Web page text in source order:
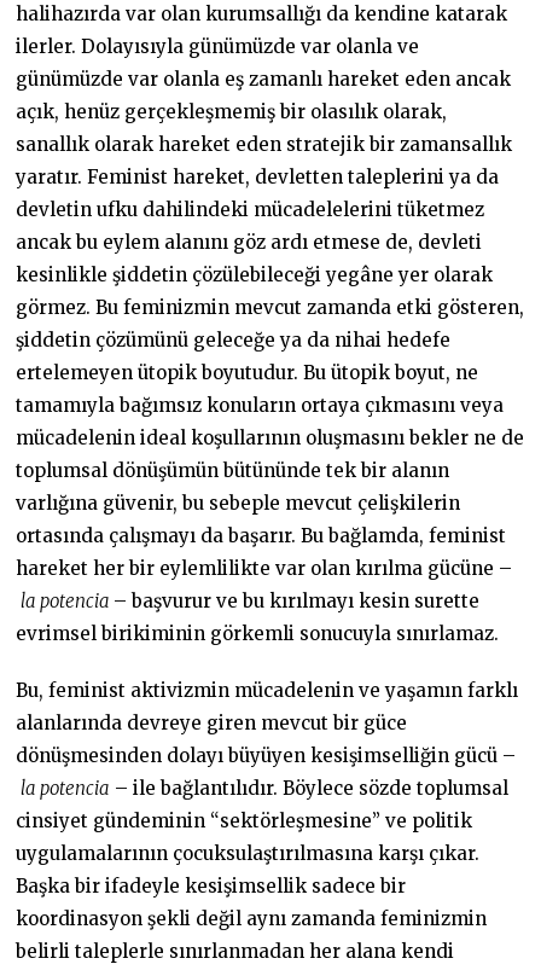
halihazırda var olan kurumsallığı da kendine katarak
ilerler. Dolayısıyla günümüzde var olanla ve
günümüzde var olanla eş zamanlı hareket eden ancak
açık, henüz gerçekleşmemiş bir olasılık olarak,
sanallık olarak hareket eden stratejik bir zamansallık
yaratır. Feminist hareket, devletten taleplerini ya da
devletin ufku dahilindeki mücadelelerini tüketmez
ancak bu eylem alanını göz ardı etmese de, devleti
kesinlikle şiddetin çözülebileceği yegâne yer olarak
görmez. Bu feminizmin mevcut zamanda etki gösteren,
şiddetin çözümünü geleceğe ya da nihai hedefe
ertelemeyen ütopik boyutudur. Bu ütopik boyut, ne
tamamıyla bağımsız konuların ortaya çıkmasını veya
mücadelenin ideal koşullarının oluşmasını bekler ne de
toplumsal dönüşümün bütününde tek bir alanın
varlığına güvenir, bu sebeple mevcut çelişkilerin
ortasında çalışmayı da başarır. Bu bağlamda, feminist
hareket her bir eylemlilikte var olan kırılma gücüne –
la potencia – başvurur ve bu kırılmayı kesin surette
evrimsel birikiminin görkemli sonucuyla sınırlamaz.
Bu, feminist aktivizmin mücadelenin ve yaşamın farklı
alanlarında devreye giren mevcut bir güce
dönüşmesinden dolayı büyüyen kesişimselliğin gücü –
la potencia – ile bağlantılıdır. Böylece sözde toplumsal
cinsiyet gündeminin “sektörleşmesine” ve politik
uygulamalarının çocuksulaştırılmasına karşı çıkar.
Başka bir ifadeyle kesişimsellik sadece bir
koordinasyon şekli değil aynı zamanda feminizmin
belirli taleplerle sınırlanmadan her alana kendi